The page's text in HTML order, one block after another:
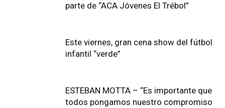
parte de “ACA Jóvenes El Trébol”
Este viernes, gran cena show del fútbol
infantil “verde”
ESTEBAN MOTTA – “Es importante que
todos pongamos nuestro compromiso